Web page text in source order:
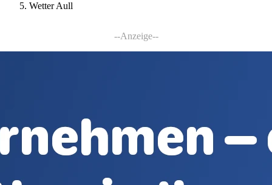
Wetter Aull
--Anzeige--